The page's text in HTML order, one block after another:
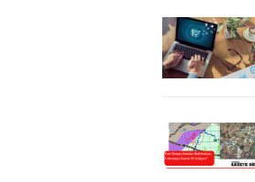
2024 SEZONUNDA 350...